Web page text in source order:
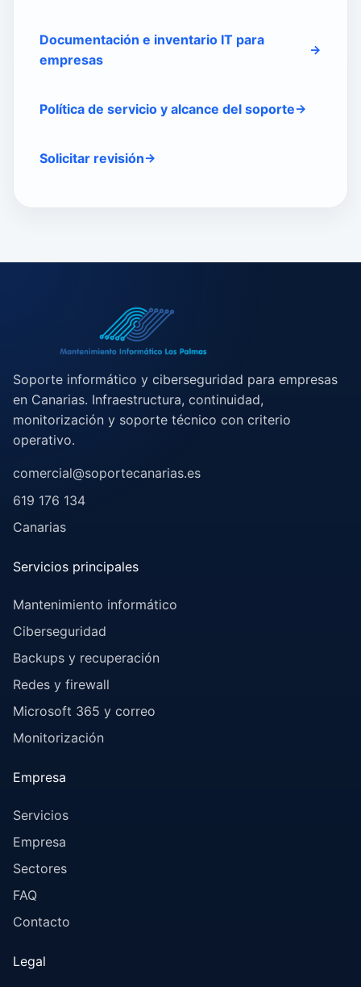
Documentación e inventario IT para
empresas
Política de servicio y alcance del soporte
Solicitar revisión
Soporte informático y ciberseguridad para empresas
en Canarias. Infraestructura, continuidad,
monitorización y soporte técnico con criterio
operativo.
comercial@soportecanarias.es
619 176 134
Canarias
Servicios principales
Mantenimiento informático
Ciberseguridad
Backups y recuperación
Redes y firewall
Microsoft 365 y correo
Monitorización
Empresa
Servicios
Empresa
Sectores
FAQ
Contacto
Legal